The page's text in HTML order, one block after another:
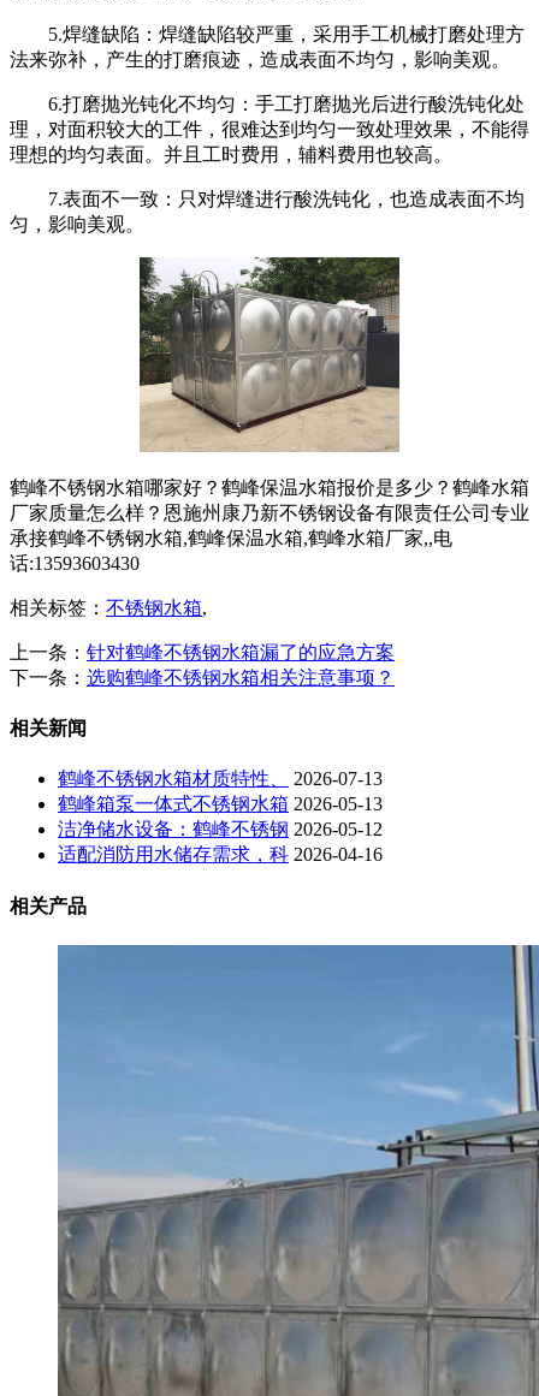
5.焊缝缺陷：焊缝缺陷较严重，采用手工机械打磨处理方
法来弥补，产生的打磨痕迹，造成表面不均匀，影响美观。
6.打磨抛光钝化不均匀：手工打磨抛光后进行酸洗钝化处
理，对面积较大的工件，很难达到均匀一致处理效果，不能得
理想的均匀表面。并且工时费用，辅料费用也较高。
7.表面不一致：只对焊缝进行酸洗钝化，也造成表面不均
匀，影响美观。
鹤峰不锈钢水箱哪家好？鹤峰保温水箱报价是多少？鹤峰水箱
厂家质量怎么样？恩施州康乃新不锈钢设备有限责任公司专业
承接鹤峰不锈钢水箱,鹤峰保温水箱,鹤峰水箱厂家,,电
话:13593603430
相关标签： 不锈钢水箱,
上一条： 针对鹤峰不锈钢水箱漏了的应急方案
下一条： 选购鹤峰不锈钢水箱相关注意事项？
相关新闻
鹤峰不锈钢水箱材质特性、
2026-07-13
鹤峰箱泵一体式不锈钢水箱 2026-05-13
洁净储水设备：鹤峰不锈钢 2026-05-12
适配消防用水储存需求，科 2026-04-16
相关产品